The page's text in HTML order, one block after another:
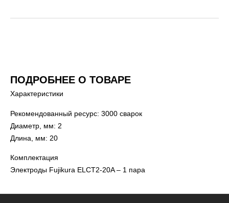
ПОДРОБНЕЕ О ТОВАРЕ
Характеристики
Рекомендованный ресурс: 3000 сварок
Диаметр, мм: 2
Длина, мм: 20
Комплектация
Электроды Fujikura ELCT2-20A – 1 пара